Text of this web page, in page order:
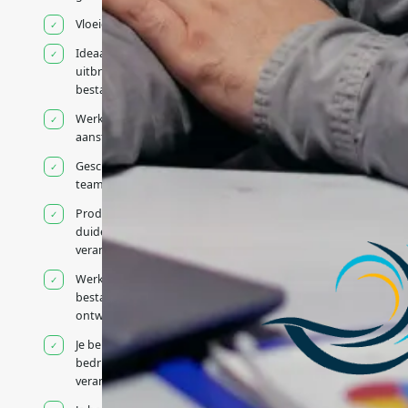
Vloeiend Engels
Ideaal voor het
uitbreiden van
bestaande capaciteit
Werkt onder jouw
aansturing
Geschikt voor hybride
teams
Productcontext en
duidelijke
verantwoordelijkheden
Werkt binnen jouw
bestaande
ontwikkelteam
Je behoudt jouw
bedrijfs- en IT-
verantwoordelijkheden